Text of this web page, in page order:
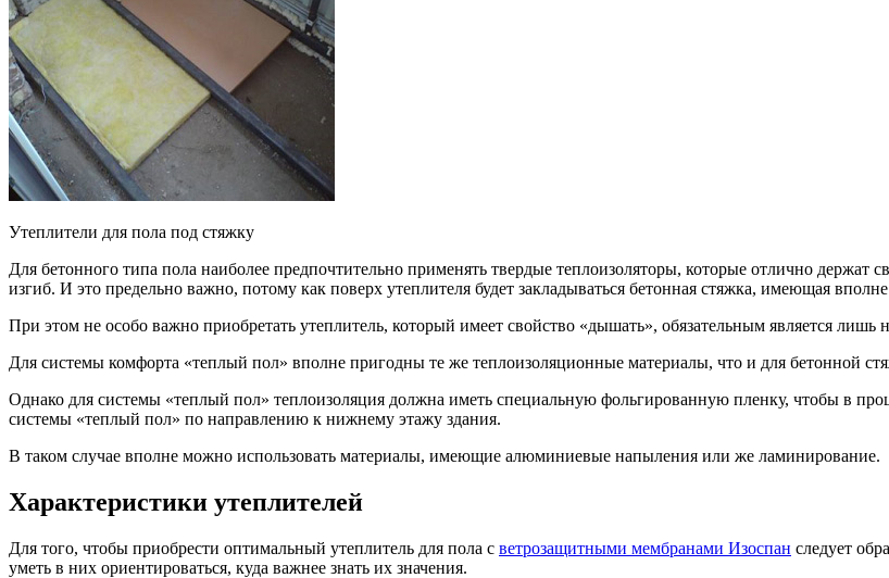
Утеплители для пола под стяжку
Для бетонного типа пола наиболее предпочтительно применять твердые теплоизоляторы, которые отлично
изгиб. И это предельно важно, потому как поверх утеплителя будет закладываться бетонная стяжка, имеющая
При этом не особо важно приобретать утеплитель, который имеет свойство «дышать», обязательным является лишь
Для системы комфорта «теплый пол» вполне пригодны те же теплоизоляционные материалы, что и для бетонной
Однако для системы «теплый пол» теплоизоляция должна иметь специальную фольгированную пленку, чтобы в
системы «теплый пол» по направлению к нижнему этажу здания.
В таком случае вполне можно использовать материалы, имеющие алюминиевые напыления или же ламинирование.
Характеристики утеплителей
Для того, чтобы приобрести оптимальный утеплитель для пола с ветрозащитными мембранами Изоспан следует
уметь в них ориентироваться, куда важнее знать их значения.